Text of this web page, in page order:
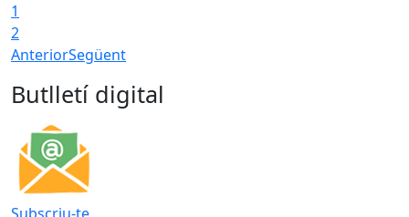
1
2
AnteriorSegüent
Butlletí digital